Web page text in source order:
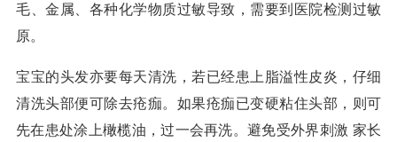
毛、金属、各种化学物质过敏导致，需要到医院检测过敏
原。
宝宝的头发亦要每天清洗，若已经患上脂溢性皮炎，仔细
清洗头部便可除去疮痂。如果疮痂已变硬粘住头部，则可
先在患处涂上橄榄油，过一会再洗。避免受外界刺激 家长